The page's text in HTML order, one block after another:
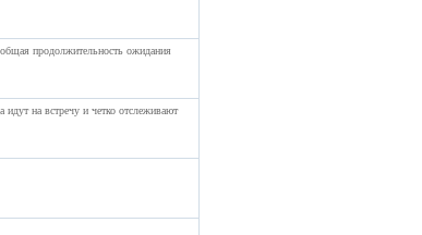
продолжительность ожидания
на встречу и четко отслеживают